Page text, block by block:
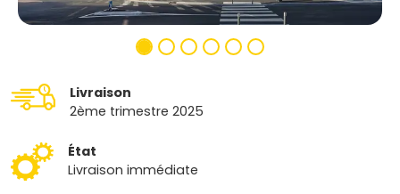
Livraison
2ème trimestre 2025
État
Livraison immédiate